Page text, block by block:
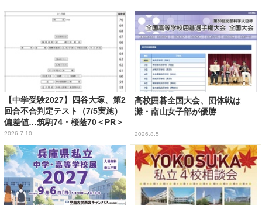
【中学受験2027】四谷大塚、第2
回合不合判定テスト（7/5実施）
偏差値…筑駒74・桜蔭70＜PR＞
2026.7.10
高校囲碁全国大会、団体戦は
灘・南山女子部が優勝
2026.8.5